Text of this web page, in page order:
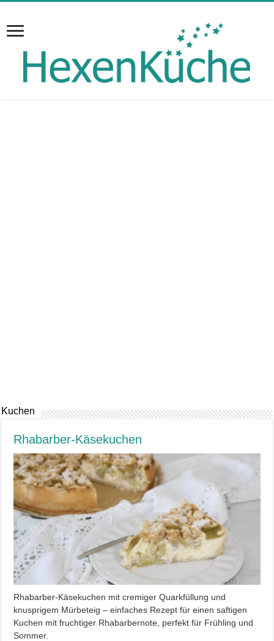
Kuchen
Rhabarber-Käsekuchen
Rhabarber-Käsekuchen mit cremiger Quarkfüllung und
knusprigem Mürbeteig – einfaches Rezept für einen saftigen
Kuchen mit fruchtiger Rhabarbernote, perfekt für Frühling und
Sommer.